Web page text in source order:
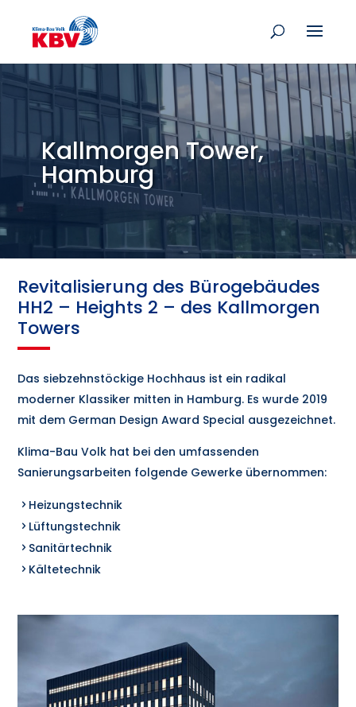
Kallmorgen Tower,
Hamburg
Revitalisierung des Bürogebäudes
HH2 – Heights 2 – des Kallmorgen
Towers
Das siebzehnstöckige Hochhaus ist ein radikal
moderner Klassiker mitten in Hamburg. Es wurde 2019
mit dem German Design Award Special ausgezeichnet.
Klima-Bau Volk hat bei den umfassenden
Sanierungsarbeiten folgende Gewerke übernommen:
Heizungstechnik
Lüftungstechnik
Sanitärtechnik
Kältetechnik